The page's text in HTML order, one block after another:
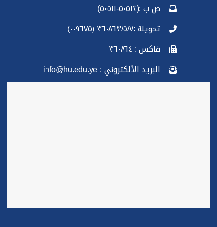
ص ب :(٥٠٥١٢-٥٠٥١١)
تحويلة :٣٦٠٨٦٣/٥/٧ (٠٠٩٦٧٥)
فاكس : ٣٦٠٨٦٤
البريد الألكتروني : info@hu.edu.ye